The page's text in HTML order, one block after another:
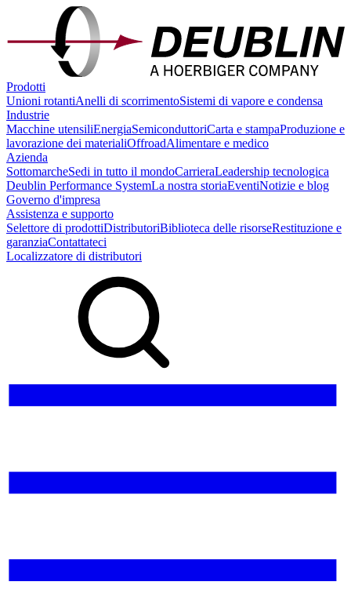
Prodotti
Unioni rotantiAnelli di scorrimentoSistemi di vapore e condensa
Industrie
Macchine utensiliEnergiaSemiconduttoriCarta e stampaProduzione e
lavorazione dei materialiOffroadAlimentare e medico
Azienda
SottomarcheSedi in tutto il mondoCarrieraLeadership tecnologica
Deublin Performance SystemLa nostra storiaEventiNotizie e blog
Governo d'impresa
Assistenza e supporto
Selettore di prodottiDistributoriBiblioteca delle risorseRestituzione e
garanziaContattateci
Localizzatore di distributori